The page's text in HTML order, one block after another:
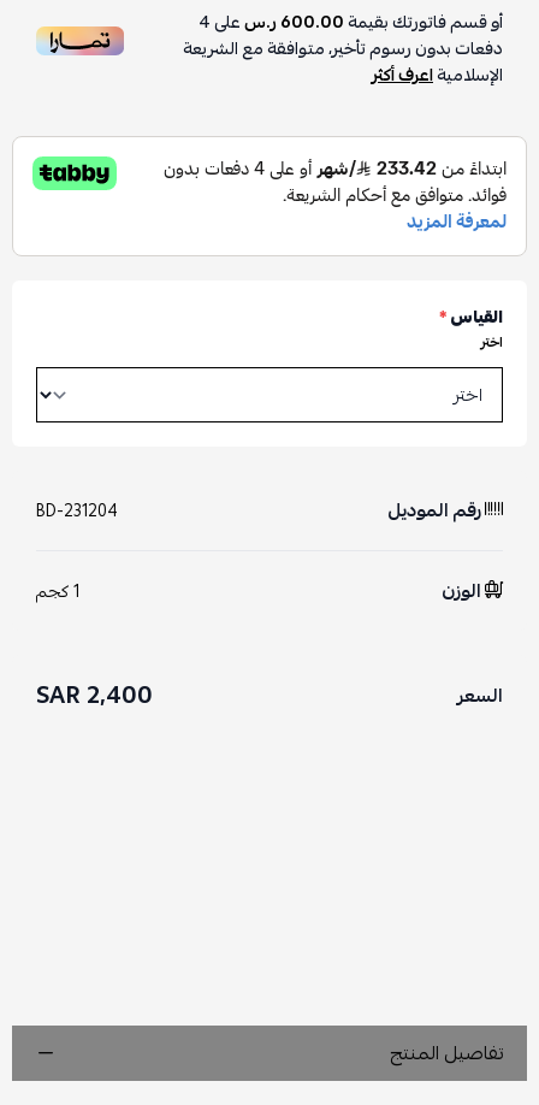
أو قسم فاتورتك بقيمة600.00 ر.س على4
دفعات بدون رسوم تأخير، متوافقة مع الشريعة
الإسلاميةاعرف أكثر
القياس*
اختر
رقم الموديل BD-231204
الوزن 1 كجم
السعر 2,400 SAR
تفاصيل المنتج